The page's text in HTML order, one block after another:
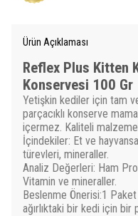
Ürün Açıklaması
Reflex Plus Kitten
Konservesi 100 Gr
​Yetişkin kediler için tam
parçacıklı konserve
içermez. Kaliteli
İçindekiler: Et ve
türevleri, mineraller.
Analiz Değerleri: Ham
Vitamin ve mineraller.
Beslenme Önerisi:1
ağırlıktaki bir kedi için bir